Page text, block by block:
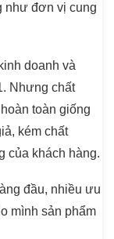
như đơn vị cung
doanh và
Nhưng chất
toàn giống
kém chất
của khách hàng.
đầu, nhiều ưu
mình sản phẩm